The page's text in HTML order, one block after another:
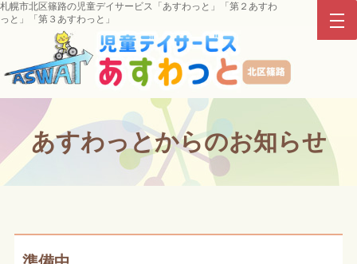
札幌市北区篠路の児童デイサービス「あすわっと」「第２あすわ
っと」「第３あすわっと」
あすわっとからのお知らせ